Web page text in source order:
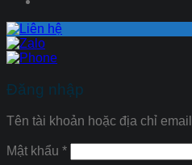
Đăng nhập
Tên tài khoản hoặc địa chỉ email
Mật khẩu *